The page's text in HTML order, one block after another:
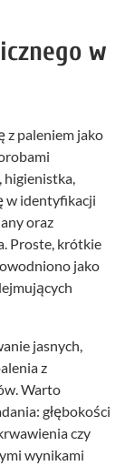
w
z paleniem jako
higienistka,
w identyfikacji
oraz
Proste, krótkie
jako
jasnych,
z
Warto
głębokości
czy
wynikami